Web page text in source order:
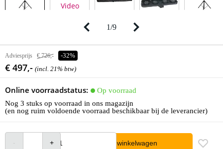
Video
1/9
Adviesprijs € 726,- -32%
€ 497,- (incl. 21% btw)
Online voorraadstatus:
Op voorraad
Nog 3 stuks op voorraad in ons magazijn
(en nog ruim voldoende voorraad beschikbaar bij de leverancier)
In winkelwagen